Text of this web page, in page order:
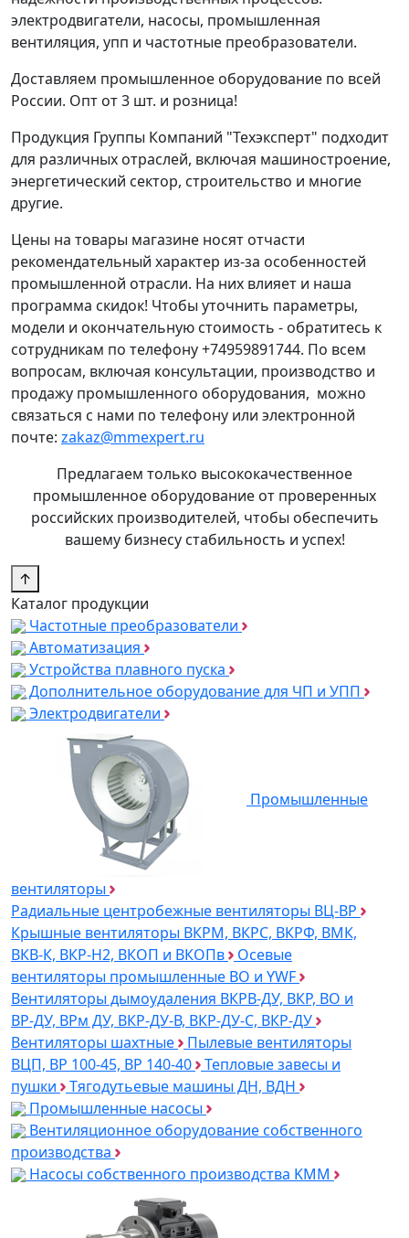
электродвигатели, насосы, промышленная
вентиляция, упп и частотные преобразователи.
Доставляем промышленное оборудование по всей
России. Опт от 3 шт. и розница!
Продукция Группы Компаний "Техэксперт" подходит
для различных отраслей, включая машиностроение,
энергетический сектор, строительство и многие
другие.
Цены на товары магазине носят отчасти
рекомендательный характер из-за особенностей
промышленной отрасли. На них влияет и наша
программа скидок! Чтобы уточнить параметры,
модели и окончательную стоимость - обратитесь к
сотрудникам по телефону +74959891744. По всем
вопросам, включая консультации, производство и
продажу промышленного оборудования, можно
связаться с нами по телефону или электронной
почте: zakaz@mmexpert.ru
Предлагаем только высококачественное
промышленное оборудование от проверенных
российских производителей, чтобы обеспечить
вашему бизнесу стабильность и успех!
↑
Каталог продукции
Частотные преобразователи
Автоматизация
Устройства плавного пуска
Дополнительное оборудование для ЧП и УПП
Электродвигатели
Промышленные
вентиляторы
Радиальные центробежные вентиляторы ВЦ-ВР
Крышные вентиляторы ВКРМ, ВКРС, ВКРФ, ВМК,
ВКВ-К, ВКР-Н2, ВКОП и ВКОПв
Осевые
вентиляторы промышленные ВО и YWF
Вентиляторы дымоудаления ВКРВ-ДУ, ВКР, ВО и
ВР-ДУ, ВРм ДУ, ВКР-ДУ-В, ВКР-ДУ-С, ВКР-ДУ
Вентиляторы шахтные
Пылевые вентиляторы
ВЦП, ВР 100-45, ВР 140-40
Тепловые завесы и
пушки
Тягодутьевые машины ДН, ВДН
Промышленные насосы
Вентиляционное оборудование собственного
производства
Насосы собственного производства KMM